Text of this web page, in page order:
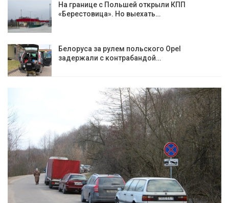
На границе с Польшей открыли КПП
«Берестовица». Но выехать…
Белоруса за рулем польского Opel
задержали с контрабандой…